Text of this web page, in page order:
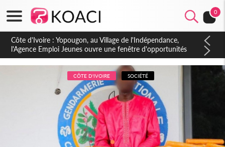
0
Côte d'Ivoire : CHU de Treichville, après la fronde, les agents
contractuels obtiennent un accord avec la direction sur les
arriérés du SMIG 2023
CÔTE D'IVOIRE SOCIÉTÉ